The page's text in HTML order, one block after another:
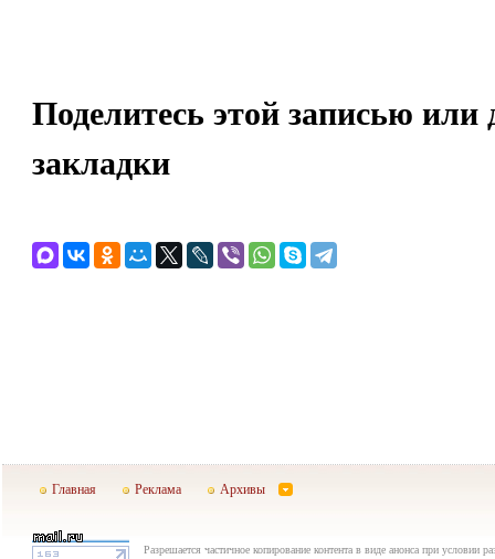
Поделитесь этой записью или
закладки
Главная Реклама Архивы
Разрешается частичное копирование контента в виде анонса при условии